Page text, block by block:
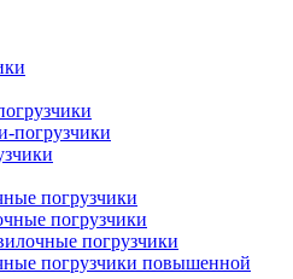
погрузчики
погрузчики
погрузчики
погрузчики
погрузчики повышенной